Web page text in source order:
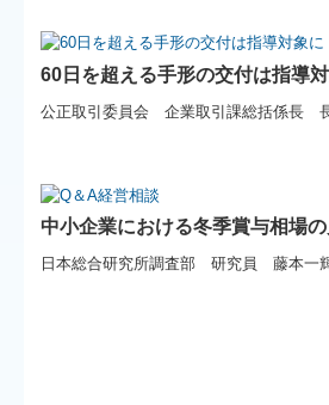
60日を超える手形の交付は指導
公正取引委員会 企業取引課総括係長
中小企業における冬季賞与相場
日本総合研究所調査部 研究員 藤本一